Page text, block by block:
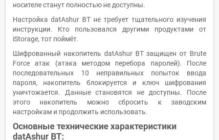
носителе станут полностью не доступны.
Настройка datAshur BT не требует тщательного изучения
инструкции. Кто пользовался другими продуктами от
iStorage, тот поймёт.
Шифрованный накопитель datAshur BT защищен от Brute
Force атак (атака методом перебора паролей). После
последовательных 10 неправильных попыток ввода
пароля, накопитель блокируется и ключ шифрования
уничтожается. Данные становятся не доступны. После
этого накопитель можно сбросить к заводским
настройкам и продолжить использовать.
Основные технические характеристики
datAshur BT: